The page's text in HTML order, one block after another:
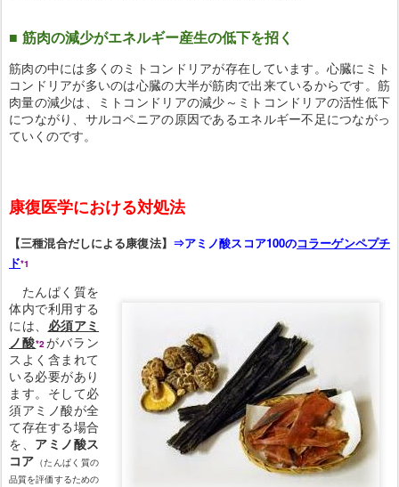
■ 筋肉の減少がエネルギー産生の低下を招く
筋肉の中には多くのミトコンドリアが存在しています。心臓にミト
コンドリアが多いのは心臓の大半が筋肉で出来ているからです。筋
肉量の減少は、ミトコンドリアの減少～ミトコンドリアの活性低下
につながり、サルコペニアの原因であるエネルギー不足につながっ
ていくのです。
康復医学における対処法
【三種混合だしによる康復法】 ⇒アミノ酸スコア100のコラーゲンペプチ
ド*1
たんぱく質を
体内で利用する
には、 必須アミ
ノ酸*2がバラン
スよく含まれて
いる必要があり
ます。そして必
須アミノ酸が全
て存在する場合
を、 アミノ酸ス
コア （たんぱく質の
品質を評価するための